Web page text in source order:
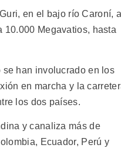
en el bajo río Caroní,
10.000 Megavatios, hasta
han involucrado en los
en marcha y la
los dos países.
y canaliza más de
Ecuador, Perú y